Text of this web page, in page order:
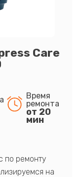
Care
Время
ремонта
от 20
мин
по ремонту
на